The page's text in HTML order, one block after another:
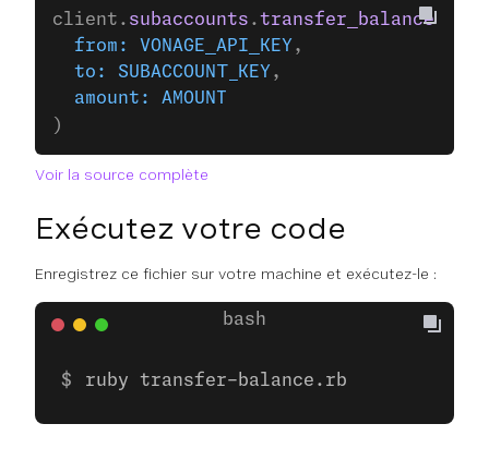
client. subaccounts .transfer_balance(
  from:
VONAGE_API_KEY ,
  to:
SUBACCOUNT_KEY ,
  amount:
AMOUNT
)
Voir la source complète
Exécutez votre code
Enregistrez ce fichier sur votre machine et exécutez-le :
ruby transfer-balance.rb